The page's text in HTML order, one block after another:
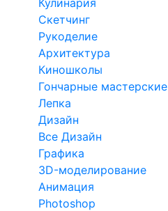
Кулинария
Скетчинг
Рукоделие
Архитектура
Киношколы
Гончарные мастерские
Лепка
Дизайн
Все Дизайн
Графика
3D-моделирование
Анимация
Photoshop